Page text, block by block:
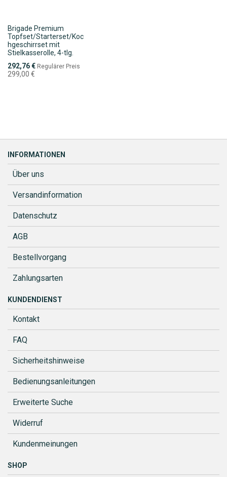
Brigade Premium
Topfset/Starterset/Koc
hgeschirrset mit
Stielkasserolle, 4-tlg.
Sonderpreis
292,76 € Regulärer Preis
299,00 €
INFORMATIONEN
Über uns
Versandinformation
Datenschutz
AGB
Bestellvorgang
Zahlungsarten
KUNDENDIENST
Kontakt
FAQ
Sicherheitshinweise
Bedienungsanleitungen
Erweiterte Suche
Widerruf
Kundenmeinungen
SHOP